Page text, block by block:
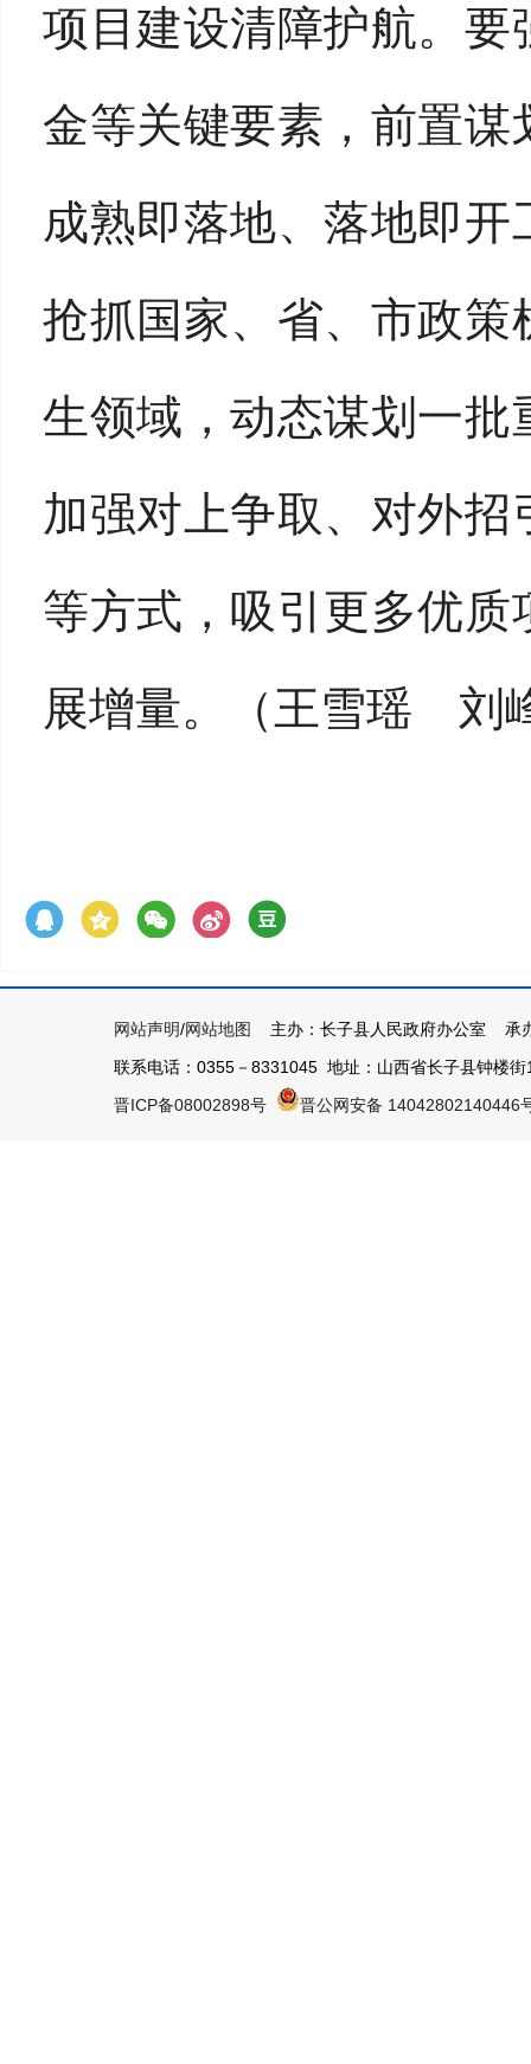
项目建设清障护航。
金等关键要素，前置
成熟即落地、落地即
抢抓国家、省、市政
生领域，动态谋划一
加强对上争取、对外
等方式，吸引更多优
展增量。（王雪瑶 刘
网站声明/网站地图
主办：长子县人民政府办公室 承
联系电话：0355－8331045 地址：山西省长子县钟楼
晋ICP备08002898号
晋公网安备 14042802140446